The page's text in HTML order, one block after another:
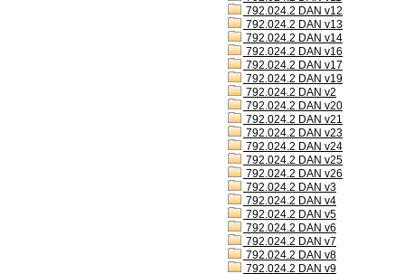
792.024.2 DAN v12
792.024.2 DAN v13
792.024.2 DAN v14
792.024.2 DAN v16
792.024.2 DAN v17
792.024.2 DAN v19
792.024.2 DAN v2
792.024.2 DAN v20
792.024.2 DAN v21
792.024.2 DAN v23
792.024.2 DAN v24
792.024.2 DAN v25
792.024.2 DAN v26
792.024.2 DAN v3
792.024.2 DAN v4
792.024.2 DAN v5
792.024.2 DAN v6
792.024.2 DAN v7
792.024.2 DAN v8
792.024.2 DAN v9